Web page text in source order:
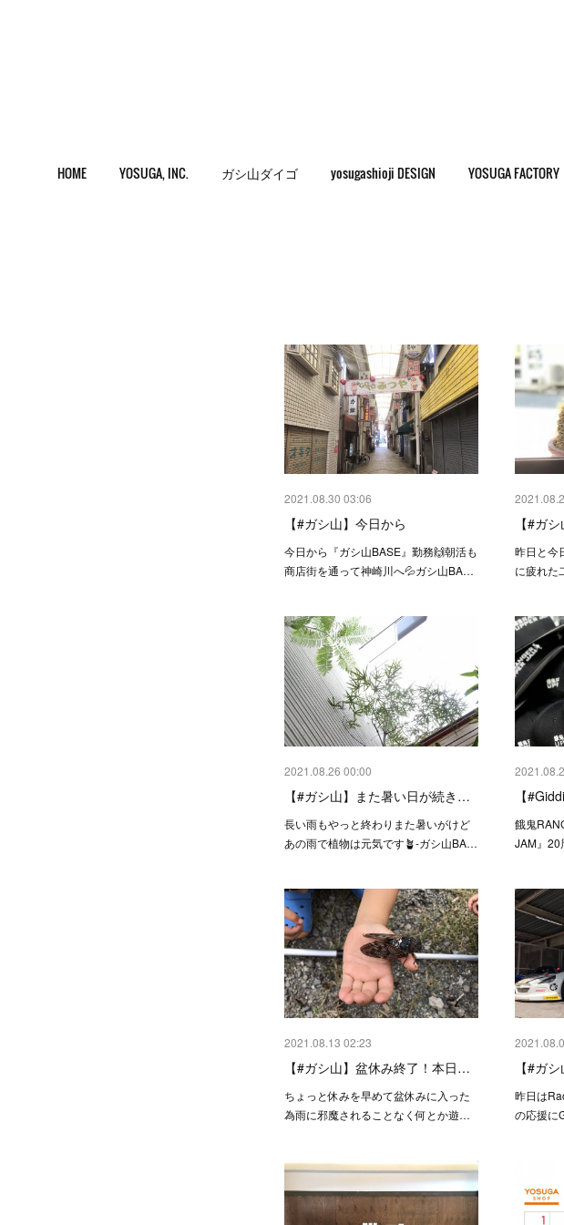
HOME YOSUGA, INC. ガシ山ダイゴ yosugashioji DESIGN YOSUGA FACTORY
2021.08.30 03:06
【#ガシ山】今日から
今日から『ガシ山BASE』勤務🙌朝活も
商店街を通って神崎川へ💦ガシ山BA…
【#ガ
昨日と今
に疲れた
2021.08.26 00:00
【#ガシ山】また暑い日が続き…
長い雨もやっと終わりまた暑いがけど
あの雨で植物は元気です🪴-ガシ山BA…
【
餓鬼
JAM』
2021.08.13 02:23
【#ガシ山】盆休み終了！本日…
ちょっと休みを早めて盆休みに入った
為雨に邪魔されることなく何とか遊…
【#ガ
昨日は
の応援に